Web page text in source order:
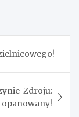
Zdroju:
opanowany!